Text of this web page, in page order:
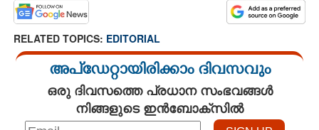
RELATED TOPICS: EDITORIAL
അപ്ഡേറ്റായിരിക്കാം ദിവസവും
ഒരു ദിവസത്തെ പ്രധാന സംഭവങ്ങൾ
നിങ്ങളുടെ ഇൻബോക്സിൽ